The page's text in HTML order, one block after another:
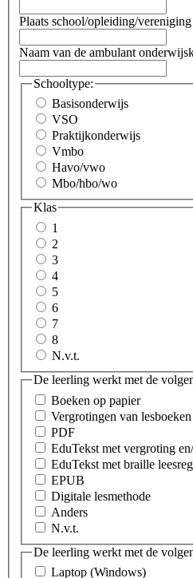
Plaats school/opleiding/vereniging
Naam van de ambulant
Schooltype:
Basisonderwijs
VSO
Praktijkonderwijs
Vmbo
Havo/vwo
Mbo/hbo/wo
Klas
1
2
3
4
5
6
7
8
N.v.t.
De leerling werkt met de
Boeken op papier
Vergrotingen van
PDF
EduTekst met vergroting
EduTekst met braille
EPUB
Digitale lesmethode
Anders
N.v.t.
De leerling werkt met de
Laptop (Windows)